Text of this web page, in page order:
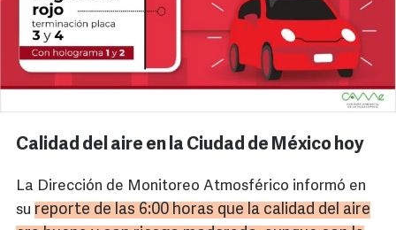
Calidad del aire en la Ciudad de México hoy
La Dirección de Monitoreo Atmosférico informó en
su reporte de las 6:00 horas que la calidad del aire